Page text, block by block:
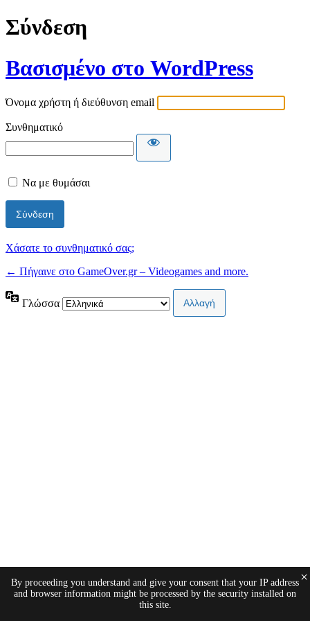
Σύνδεση
Βασισμένο στο WordPress
Όνομα χρήστη ή διεύθυνση email
Συνθηματικό
Να με θυμάσαι
Χάσατε το συνθηματικό σας;
← Πήγαινε στο GameOver.gr – Videogames and more.
Γλώσσα
By proceeding you understand and give your consent that your IP address
and browser information might be processed by the security installed on
this site.
×